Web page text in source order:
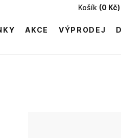
Košík (0 Kč)
AKCE VÝPRODEJ